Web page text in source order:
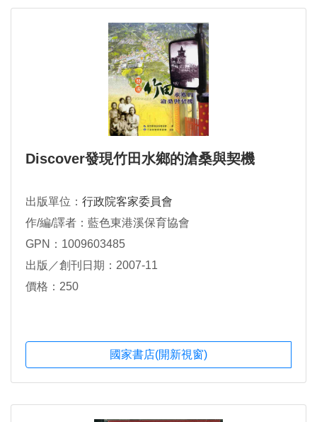
Discover發現竹田水鄉的滄桑與契機
出版單位： 行政院客家委員會
作/編/譯者：藍色東港溪保育協會
GPN：1009603485
出版／創刊日期：2007-11
價格：250
國家書店(開新視窗)